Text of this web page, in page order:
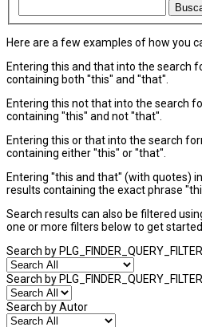
Here are a few examples of how you
Entering this and thatinto the search
containing both "this" and "that".
Entering this not thatinto the search
containing "this" and not "that".
Entering this or thatinto the search
containing either "this" or "that".
Entering "this and that" (with quotes)
results containing the exact phrase
Search results can also be filtered
one or more filters below to get started.
Search by
Search by
Search by Autor